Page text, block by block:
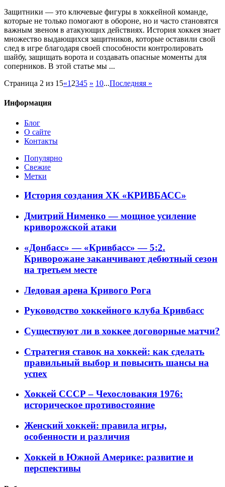
Защитники — это ключевые фигуры в хоккейной команде,
которые не только помогают в обороне, но и часто становятся
важным звеном в атакующих действиях. История хоккея знает
множество выдающихся защитников, которые оставили свой
след в игре благодаря своей способности контролировать
шайбу, защищать ворота и создавать опасные моменты для
соперников. В этой статье мы ...
Страница 2 из 15«1 2345 » 10...Последняя »
Информация
Блог
О сайте
Контакты
Популярно
Свежие
Метки
История создания ХК «КРИВБАСС»
Дмитрий Нименко — мощное усиление
криворожской атаки
«Донбасс» — «Кривбасс» — 5:2.
Криворожане заканчивают дебютный сезон
на третьем месте
Ледовая арена Кривого Рога
Руководство хоккейного клуба Кривбасс
Существуют ли в хоккее договорные матчи?
Стратегия ставок на хоккей: как сделать
правильный выбор и повысить шансы на
успех
Хоккей СССР – Чехословакия 1976:
историческое противостояние
Женский хоккей: правила игры,
особенности и различия
Хоккей в Южной Америке: развитие и
перспективы